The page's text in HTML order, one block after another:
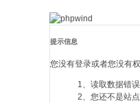
提示信息
您没有登录或者您没有
1、读取数据错
2、您还不是站